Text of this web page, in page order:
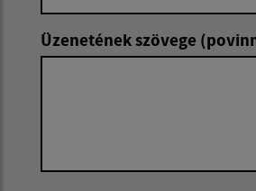
Üzenetének szövege